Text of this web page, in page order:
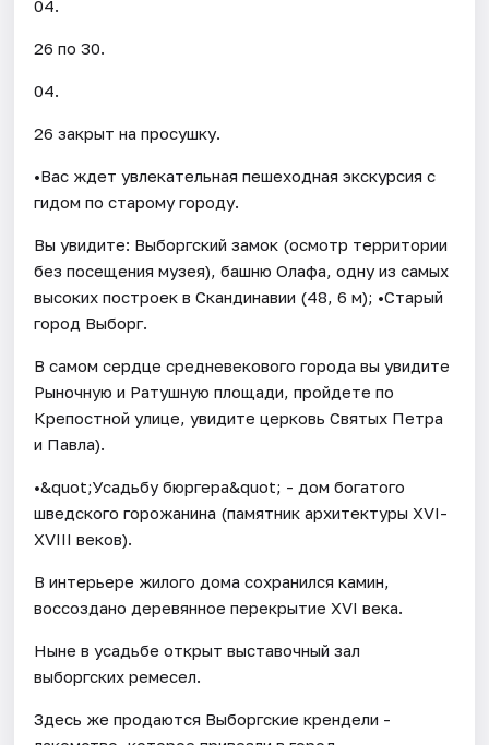
04.
26 по 30.
04.
26 закрыт на просушку.
•Вас ждет увлекательная пешеходная экскурсия с
гидом по старому городу.
Вы увидите: Выборгский замок (осмотр территории
без посещения музея), башню Олафа, одну из самых
высоких построек в Скандинавии (48, 6 м); •Старый
город Выборг.
В самом сердце средневекового города вы увидите
Рыночную и Ратушную площади, пройдете по
Крепостной улице, увидите церковь Святых Петра
и Павла).
•&quot;Усадьбу бюргера&quot; - дом богатого
шведского горожанина (памятник архитектуры XVI-
XVIII веков).
В интерьере жилого дома сохранился камин,
воссоздано деревянное перекрытие XVI века.
Ныне в усадьбе открыт выставочный зал
выборгских ремесел.
Здесь же продаются Выборгские крендели -